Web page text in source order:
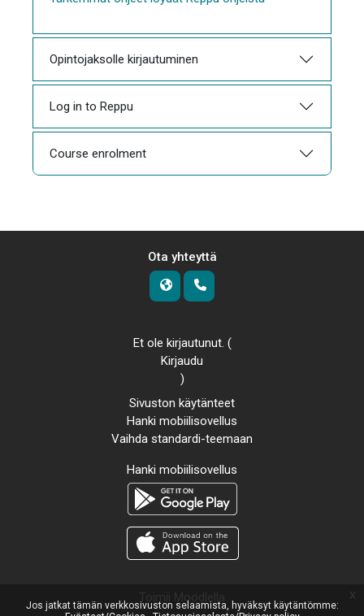
Jos jatkat tämän verkkosivuston selaamista, hyväksyt käytäntömme:
x
Opintojaksolle kirjautuminen
Log in to Reppu
Course enrolment
Ota yhteyttä
Et ole kirjautunut. (
Kirjaudu
)
Sivuston käytänteet
Hanki mobiilisovellus
Vaihda standardi-teemaan
Hanki mobiilisovellus
Moodlella